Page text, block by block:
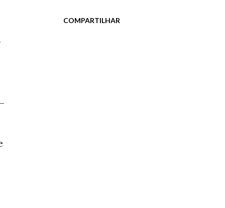
COMPARTILHAR